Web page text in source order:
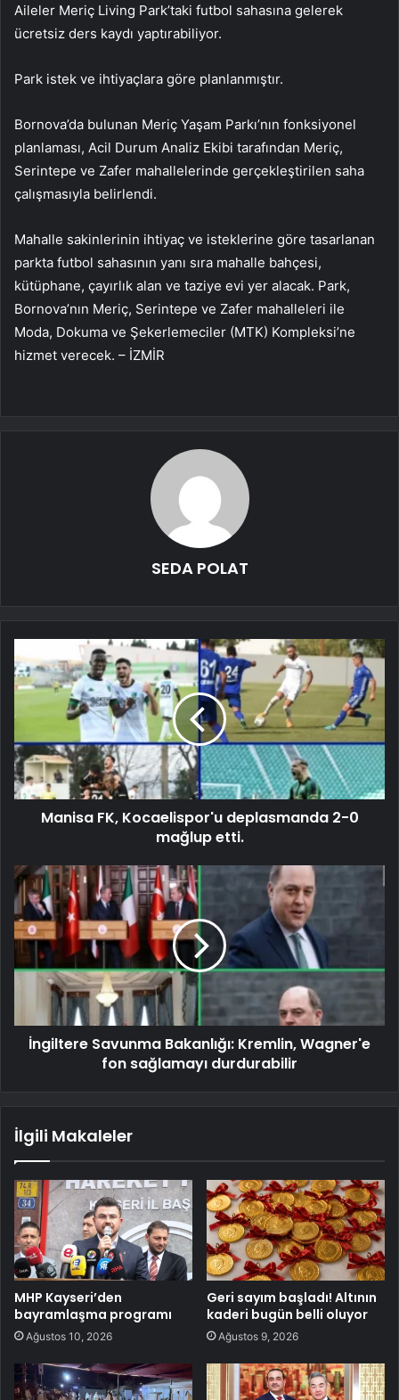
Aileler Meriç Living Park’taki futbol sahasına gelerek
ücretsiz ders kaydı yaptırabiliyor.
Park istek ve ihtiyaçlara göre planlanmıştır.
Bornova’da bulunan Meriç Yaşam Parkı’nın fonksiyonel
planlaması, Acil Durum Analiz Ekibi tarafından Meriç,
Serintepe ve Zafer mahallelerinde gerçekleştirilen saha
çalışmasıyla belirlendi.
Mahalle sakinlerinin ihtiyaç ve isteklerine göre tasarlanan
parkta futbol sahasının yanı sıra mahalle bahçesi,
kütüphane, çayırlık alan ve taziye evi yer alacak. Park,
Bornova’nın Meriç, Serintepe ve Zafer mahalleleri ile
Moda, Dokuma ve Şekerlemeciler (MTK) Kompleksi’ne
hizmet verecek. – İZMİR
SEDA POLAT
Manisa FK, Kocaelispor'u deplasmanda 2-0
mağlup etti.
İngiltere Savunma Bakanlığı: Kremlin, Wagner'e
fon sağlamayı durdurabilir
İlgili Makaleler
MHP Kayseri’den
bayramlaşma programı
Ağustos 10, 2026
Geri sayım başladı! Altının
kaderi bugün belli oluyor
Ağustos 9, 2026